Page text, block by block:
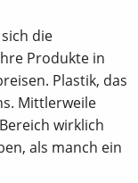
die
Produkte in
Plastik, das
Mittlerweile
wirklich
als manch ein